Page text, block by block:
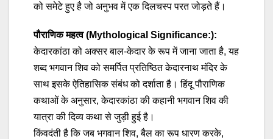
को समेटे हुए है जो अनुभव में एक दिलचस्प परत जोड़ते हैं।
पौराणिक महत्व (Mythological Significance:):
केदारकांठा को अक्सर बाल-केदार के रूप में जाना जाता है, यह
शब्द भगवान शिव को समर्पित प्रतिष्ठित केदारनाथ मंदिर के
साथ इसके ऐतिहासिक संबंध को दर्शाता है। हिंदू पौराणिक
कथाओं के अनुसार, केदारकांठा की कहानी भगवान शिव की
यात्रा की दिव्य कथा से जुड़ी हुई है।
किंवदंती है कि जब भगवान शिव, बैल का रूप धारण करके,